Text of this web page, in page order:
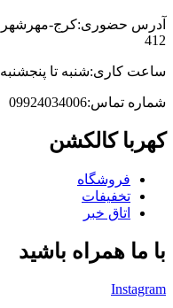
412
ساعت کاری:شنبه تا پنجشنبه 10 الی 13 و 17 الی 20
شماره تماس:09924034006
کهربا کالکشن
فروشگاه
تخفیفات
اتاق خبر
با ما همراه باشید
Instagram